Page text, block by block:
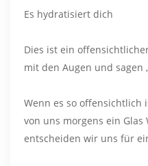
Es hydratisiert dich
Dies ist ein
mit den Augen und sagen
Wenn es so offensichtlich
von uns morgens ein Glas
entscheiden wir uns für